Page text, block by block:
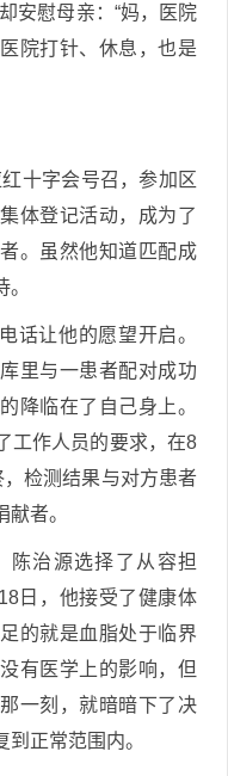
安慰母亲：“妈，医院
院打针、休息，也是
十字会号召，参加区
体登记活动，成为了
。虽然他知道匹配成
话让他的愿望开启。
里与一患者配对成功
降临在了自己身上。
工作人员的要求，在8
检测结果与对方患者
者。
陈治源选择了从容担
日，他接受了健康体
的就是血脂处于临界
有医学上的影响，但
一刻，就暗暗下了决
正常范围内。